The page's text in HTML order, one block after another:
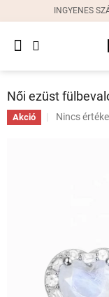
tartalomhoz
INGYENES
Női
fülbevalók
Ajándékdobozok
Női ezüst
Akció
A
Nincs